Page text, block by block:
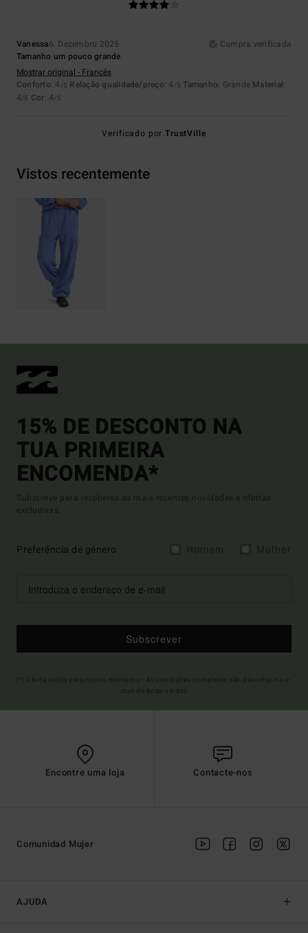
Vanessa6. Dezembro 2025
Compra verificada
Tamanho um pouco grande
Mostrar original - Francês
Conforto: 4 /5 Relação qualidade/preço: 4 /5 Tamanho: Grande Material:
4/5 Cor: 4/5
Verificado porTrustVille
Vistos recentemente
15% DE DESCONTO NA
TUA PRIMEIRA
ENCOMENDA*
Subscreve para receberes as mais recentes novidades e ofertas
exclusivas.
Preferência de género
Subscrever
Encontre uma loja Contacte-nos
AJUDA
Comunidad Mujer